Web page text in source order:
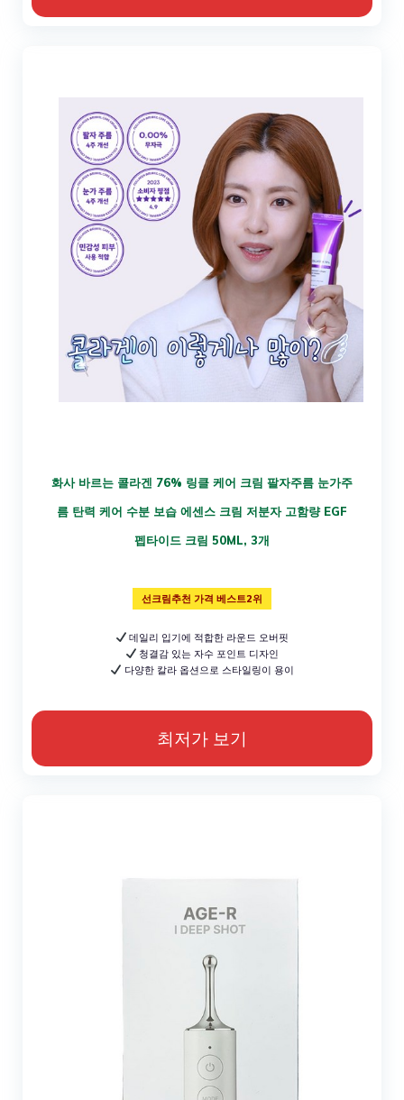
화사 바르는 콜라겐 76% 링클 케어 크림 팔자주름 눈가주
름 탄력 케어 수분 보습 에센스 크림 저분자 고함량 EGF
펩타이드 크림 50ML, 3개
선크림추천 가격 베스트2위
데일리 입기에 적합한 라운드 오버핏
청결감 있는 자수 포인트 디자인
다양한 칼라 옵션으로 스타일링이 용이
최저가 보기